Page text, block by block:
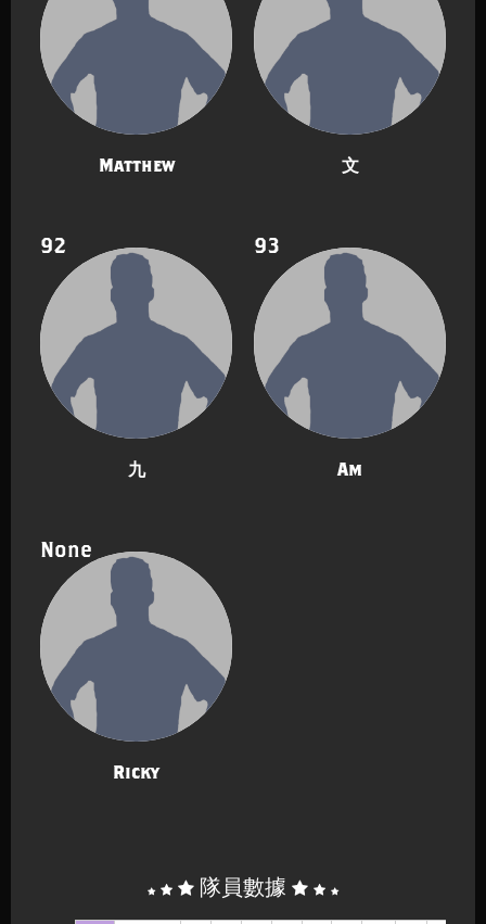
Matthew 文
92
九
93
Am
None
Ricky
隊員數據